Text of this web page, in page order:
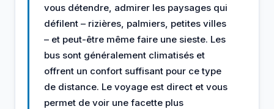
vous détendre, admirer les paysages qui
défilent – rizières, palmiers, petites villes
– et peut-être même faire une sieste. Les
bus sont généralement climatisés et
offrent un confort suffisant pour ce type
de distance. Le voyage est direct et vous
permet de voir une facette plus